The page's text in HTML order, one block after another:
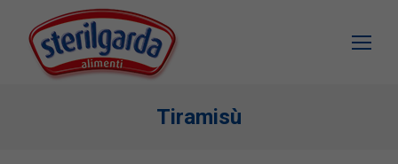
Tiramisù